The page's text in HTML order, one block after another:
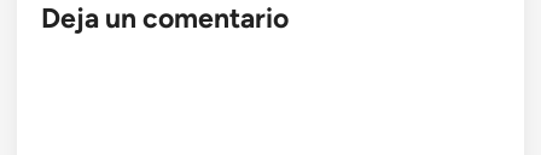
Deja un comentario